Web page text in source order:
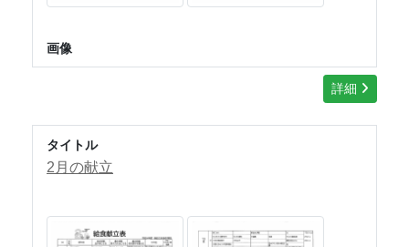
画像
詳細
タイトル
2月の献立